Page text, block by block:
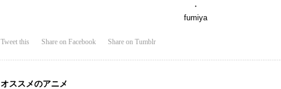
・
fumiya
Tweet this Share on Facebook Share on Tumblr
オススメのアニメ